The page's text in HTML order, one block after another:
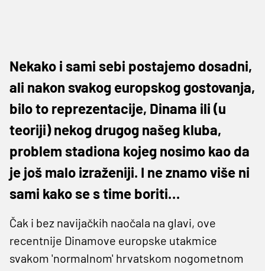
Nekako i sami sebi postajemo dosadni,
ali nakon svakog europskog gostovanja,
bilo to reprezentacije, Dinama ili (u
teoriji) nekog drugog našeg kluba,
problem stadiona kojeg nosimo kao da
je još malo izraženiji. I ne znamo više ni
sami kako se s time boriti…
Čak i bez navijačkih naočala na glavi, ove
recentnije Dinamove europske utakmice
svakom 'normalnom' hrvatskom nogometnom